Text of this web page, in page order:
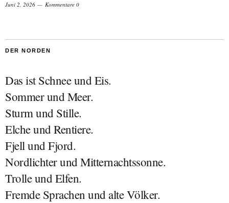
Juni 2, 2026 Kommentare 0
DER NORDEN
Das ist Schnee und Eis.
Sommer und Meer.
Sturm und Stille.
Elche und Rentiere.
Fjell und Fjord.
Nordlichter und Mitternachtssonne.
Trolle und Elfen.
Fremde Sprachen und alte Völker.